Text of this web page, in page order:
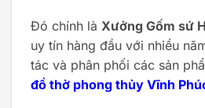
Đó chính là Xưởng Gốm sứ
uy tín hàng đầu với nhiều
tác và phân phối các sản
đồ thờ phong thủy Vĩnh